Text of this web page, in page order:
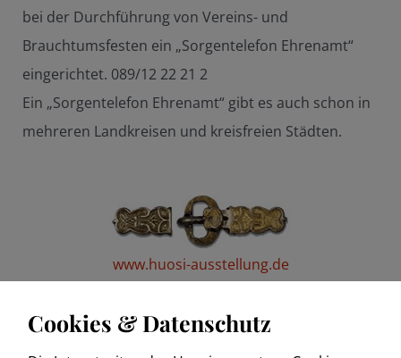
bei der Durchführung von Vereins- und
Brauchtumsfesten ein „Sorgentelefon Ehrenamt“
eingerichtet. 089/12 22 21 2
Ein „Sorgentelefon Ehrenamt“ gibt es auch schon in
mehreren Landkreisen und kreisfreien Städten.
www.huosi-ausstellung.de
Cookies & Datenschutz